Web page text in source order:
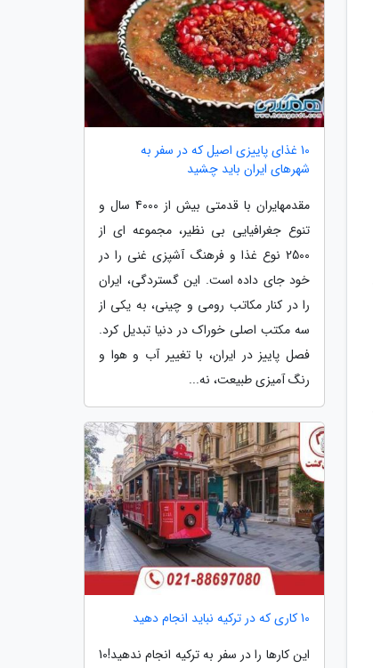
10 غذای پاییزی اصیل که در سفر به
شهرهای ایران باید چشید
مقدمهایران با قدمتی بیش از 4000 سال و
تنوع جغرافیایی بی نظیر، مجموعه ای از
2500 نوع غذا و فرهنگ آشپزی غنی را در
خود جای داده است. این گستردگی، ایران
را در کنار مکاتب رومی و چینی، به یکی از
سه مکتب اصلی خوراک در دنیا تبدیل کرد.
فصل پاییز در ایران، با تغییر آب و هوا و
رنگ آمیزی طبیعت، نه...
10 کاری که در ترکیه نباید انجام دهید
این کارها را در سفر به ترکیه انجام ندهید!10